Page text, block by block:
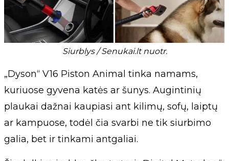
Siurblys / Senukai.lt nuotr.
„Dyson“ V16 Piston Animal tinka namams,
kuriuose gyvena katės ar šunys. Augintinių
plaukai dažnai kaupiasi ant kilimų, sofų, laiptų
ar kampuose, todėl čia svarbi ne tik siurbimo
galia, bet ir tinkami antgaliai.